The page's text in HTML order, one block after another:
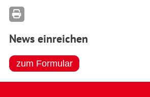
News einreichen
zum Formular